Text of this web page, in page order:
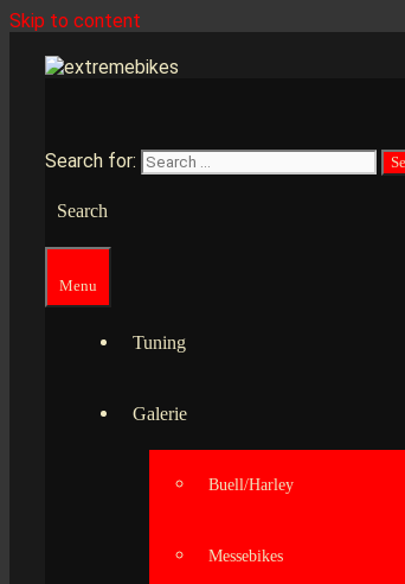
Skip to content
Search for:
Search
Menu
Tuning
Galerie
Buell/Harley
Messebikes